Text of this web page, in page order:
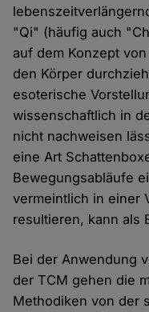
"Qi" (häufig auch
auf dem Konzept
den Körper
esoterische
wissenschaftlich in
nicht nachweisen
eine Art
Bewegungsabläufe
vermeintlich in einer
resultieren, kann als
Bei der Anwendung
der TCM gehen die
Methodiken von der